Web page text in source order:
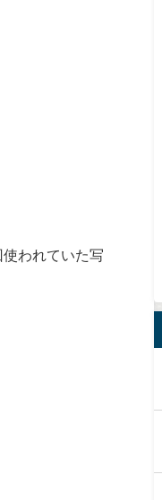
われていた写